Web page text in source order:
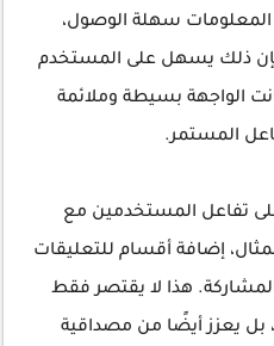
سهلة الوصول،
ذلك يسهل على المستخدم
الواجهة بسيطة وملائمة
المستمر.
على تفاعل المستخدمين مع
إضافة أقسام للتعليقات
هذا لا يقتصر فقط
يعزز أيضًا من مصداقية